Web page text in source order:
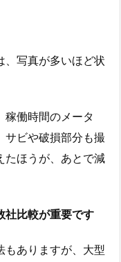
、写真が多いほど状
稼働時間のメータ
サビや破損部分も撮
たほうが、あとで減
社比較が重要です
もありますが、大型